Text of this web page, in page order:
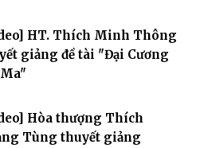
HT. Thích Minh Thông
giảng đề tài "Đại Cương
Hòa thượng Thích
Tùng thuyết giảng